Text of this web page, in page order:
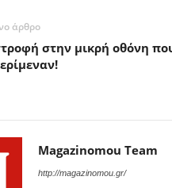
άρθρο
στην μικρή οθόνη
Magazinomou Team
http://magazinomou.gr/